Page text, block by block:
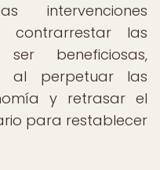
intervenciones
contrarrestar las
beneficiosas,
al perpetuar las
y retrasar el
para restablecer